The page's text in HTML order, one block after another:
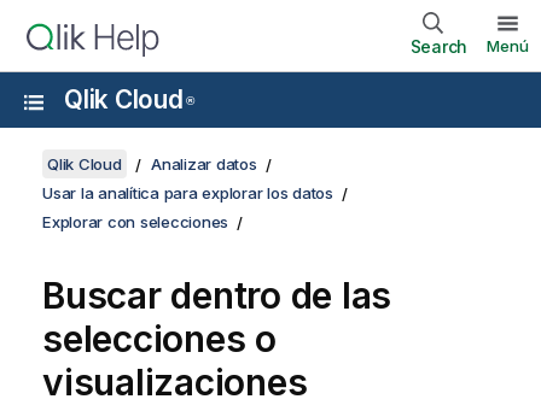
Search Menú
Qlik Cloud ®
Qlik Cloud
Analizar datos
Usar la analítica para explorar los datos
Explorar con selecciones
Buscar dentro de las
selecciones o
visualizaciones